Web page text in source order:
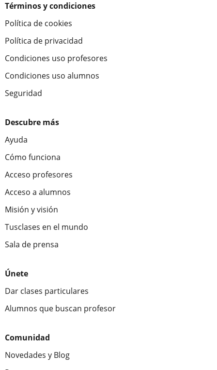
Términos y condiciones
Política de cookies
Política de privacidad
Condiciones uso profesores
Condiciones uso alumnos
Seguridad
Descubre más
Ayuda
Cómo funciona
Acceso profesores
Acceso a alumnos
Misión y visión
Tusclases en el mundo
Sala de prensa
Únete
Dar clases particulares
Alumnos que buscan profesor
Comunidad
Novedades y Blog